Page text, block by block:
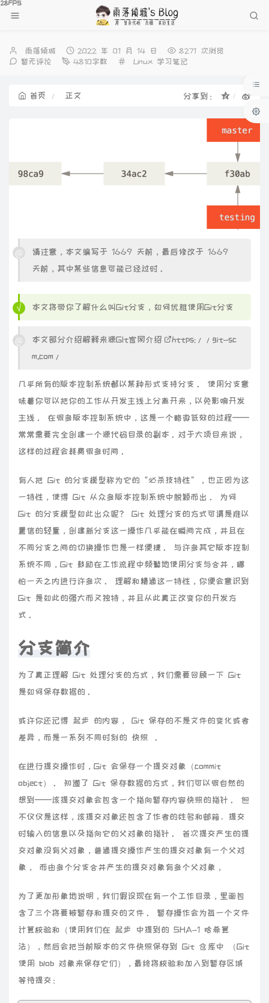
博
主：
雨落倾城
发
布
2022 年 01 月 14 日
8271 次浏览
暂无评论
4810字数
分Linux 学习笔记
首页 正文 分享到：
请注意，本文编写于 1669 天前，最后修改于 1669
天前，其中某些信息可能已经过时。
本文将带你了解什么叫Git分支，如何优雅使用Git分支
本文部分介绍解释来源GIt官网介绍
https://git-sc
m.com/
几乎所有的版本控制系统都以某种形式支持分支。 使用分支意
味着你可以把你的工作从开发主线上分离开来，以免影响开发
主线。 在很多版本控制系统中，这是一个略微低效的过程——
常常需要完全创建一个源代码目录的副本。对于大项目来说，
这样的过程会耗费很多时间。
有人把 Git 的分支模型称为它的“必杀技特性”，也正因为这
一特性，使得 Git 从众多版本控制系统中脱颖而出。 为何
Git 的分支模型如此出众呢？ Git 处理分支的方式可谓是难以
置信的轻量，创建新分支这一操作几乎能在瞬间完成，并且在
不同分支之间的切换操作也是一样便捷。 与许多其它版本控制
系统不同，Git 鼓励在工作流程中频繁地使用分支与合并，哪
怕一天之内进行许多次。 理解和精通这一特性，你便会意识到
Git 是如此的强大而又独特，并且从此真正改变你的开发方
式。
分支简介
为了真正理解 Git 处理分支的方式，我们需要回顾一下 Git
是如何保存数据的。
或许你还记得 起步 的内容， Git 保存的不是文件的变化或者
差异，而是一系列不同时刻的 快照 。
在进行提交操作时，Git 会保存一个提交对象（commit
object）。 知道了 Git 保存数据的方式，我们可以很自然的
想到——该提交对象会包含一个指向暂存内容快照的指针。 但
不仅仅是这样，该提交对象还包含了作者的姓名和邮箱、提交
时输入的信息以及指向它的父对象的指针。 首次提交产生的提
交对象没有父对象，普通提交操作产生的提交对象有一个父对
象， 而由多个分支合并产生的提交对象有多个父对象，
为了更加形象地说明，我们假设现在有一个工作目录，里面包
含了三个将要被暂存和提交的文件。 暂存操作会为每一个文件
计算校验和（使用我们在 起步 中提到的 SHA-1 哈希算
法），然后会把当前版本的文件快照保存到 Git 仓库中 （Git
使用 blob 对象来保存它们），最终将校验和加入到暂存区域
等待提交：